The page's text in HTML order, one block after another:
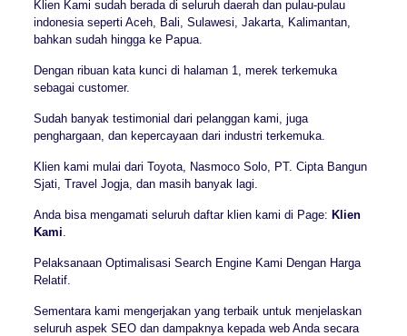
Klien Kami sudah berada di seluruh daerah dan pulau-pulau
indonesia seperti Aceh, Bali, Sulawesi, Jakarta, Kalimantan,
bahkan sudah hingga ke Papua.
Dengan ribuan kata kunci di halaman 1, merek terkemuka
sebagai customer.
Sudah banyak testimonial dari pelanggan kami, juga
penghargaan, dan kepercayaan dari industri terkemuka.
Klien kami mulai dari Toyota, Nasmoco Solo, PT. Cipta Bangun
Sjati, Travel Jogja, dan masih banyak lagi.
Anda bisa mengamati seluruh daftar klien kami di Page: Klien
Kami
Pelaksanaan Optimalisasi Search Engine Kami Dengan Harga
Relatif.
Sementara kami mengerjakan yang terbaik untuk menjelaskan
seluruh aspek SEO dan dampaknya kepada web Anda secara